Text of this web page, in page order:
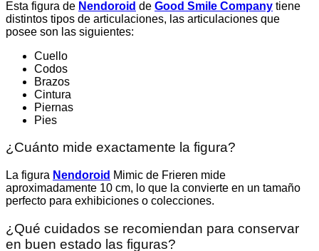
Esta figura de Nendoroid de Good Smile Company tiene
distintos tipos de articulaciones, las articulaciones que
posee son las siguientes:
Cuello
Codos
Brazos
Cintura
Piernas
Pies
¿Cuánto mide exactamente la figura?
La figura Nendoroid Mimic de Frieren mide
aproximadamente 10 cm, lo que la convierte en un tamaño
perfecto para exhibiciones o colecciones.
¿Qué cuidados se recomiendan para conservar
en buen estado las figuras?